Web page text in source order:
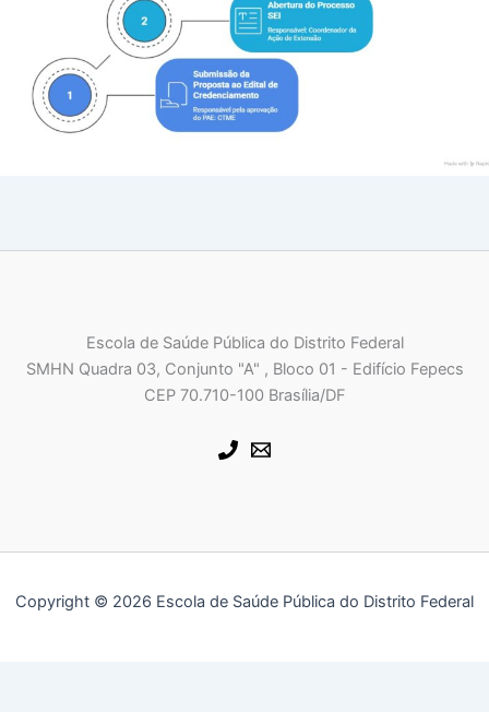
Escola de Saúde Pública do Distrito Federal
SMHN Quadra 03, Conjunto "A" , Bloco 01 - Edifício Fepecs
CEP 70.710-100 Brasília/DF
Copyright © 2026 Escola de Saúde Pública do Distrito Federal